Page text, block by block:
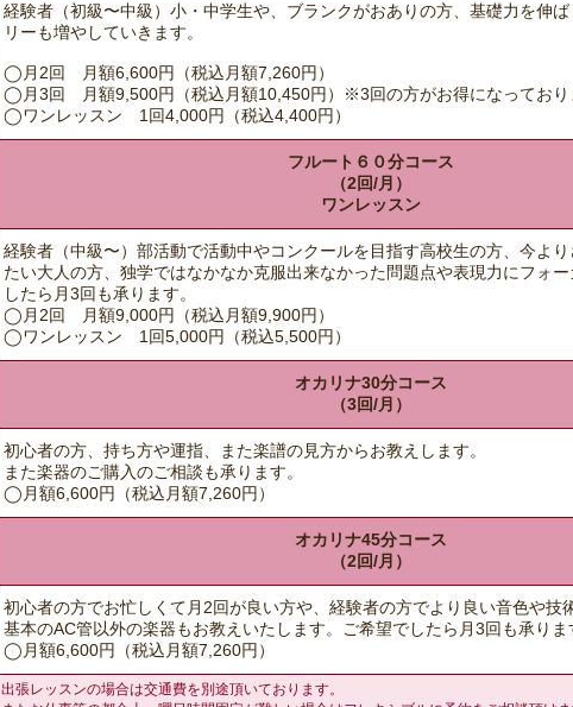
経験者（初級〜中級）小・中学生や、ブランクがおありの方、基礎力を伸
リーも増やしていきます。
◯月2回 月額6,600円（税込月額7,260円）
◯月3回 月額9,500円（税込月額10,450円）※3回の方がお得になっており
◯ワンレッスン 1回4,000円（税込4,400円）
フルート６０分コース
（2回/月）
ワンレッスン
経験者（中級〜）部活動で活動中やコンクールを目指す高校生の方、今よ
たい大人の方、独学ではなかなか克服出来なかった問題点や表現力にフォ
したら月3回も承ります。
◯月2回 月額9,000円（税込月額9,900円）
◯ワンレッスン 1回5,000円（税込5,500円）
オカリナ30分コース
（3回/月）
初心者の方、持ち方や運指、また楽譜の見方からお教えします。
また楽器のご購入のご相談も承ります。
◯月額6,600円（税込月額7,260円）
オカリナ45分コース
（2回/月）
初心者の方でお忙しくて月2回が良い方や、経験者の方でより良い音色や技
基本のAC管以外の楽器もお教えいたします。ご希望でしたら月3回も承りま
◯月額6,600円（税込月額7,260円）
出張レッスンの場合は交通費を別途頂いております。